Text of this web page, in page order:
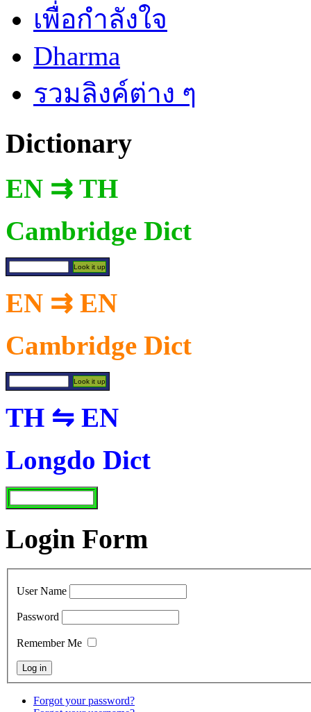
เพื่อกำลังใจ
Dharma
รวมลิงค์ต่าง ๆ
Dictionary
EN ⇉ TH
Cambridge Dict
EN ⇉ EN
Cambridge Dict
TH ⇋ EN
Longdo Dict
Login Form
User Name
Password
Remember Me
Forgot your password?